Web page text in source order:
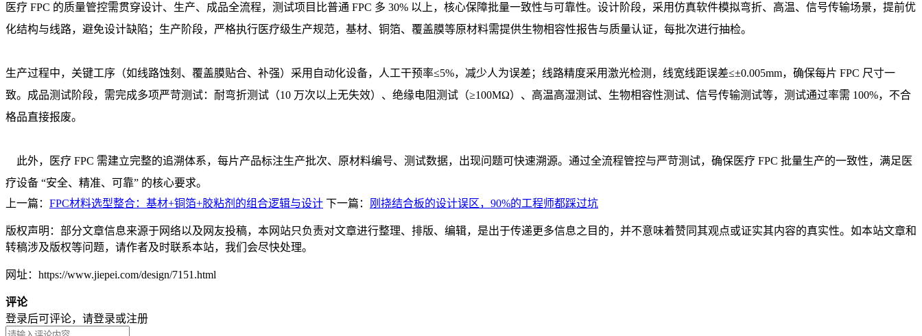
医疗 FPC 的质量管控需贯穿设计、生产、成品全流程，测试项目比普通 FPC 多 30% 以上，核心保障批量一致性与可靠性。设计阶段，采用仿真软件模拟弯折、高温、信号传输场景，提前优
化结构与线路，避免设计缺陷；生产阶段，严格执行医疗级生产规范，基材、铜箔、覆盖膜等原材料需提供生物相容性报告与质量认证，每批次进行抽检。
生产过程中，关键工序（如线路蚀刻、覆盖膜贴合、补强）采用自动化设备，人工干预率≤5%，减少人为误差；线路精度采用激光检测，线宽线距误差≤±0.005mm，确保每片 FPC 尺寸一
致。成品测试阶段，需完成多项严苛测试：耐弯折测试（10 万次以上无失效）、绝缘电阻测试（≥100MΩ）、高温高湿测试、生物相容性测试、信号传输测试等，测试通过率需 100%，不合
格品直接报废。
此外，医疗 FPC 需建立完整的追溯体系，每片产品标注生产批次、原材料编号、测试数据，出现问题可快速溯源。通过全流程管控与严苛测试，确保医疗 FPC 批量生产的一致性，满足医
疗设备 “安全、精准、可靠” 的核心要求。
上一篇： FPC材料选型整合：基材+铜箔+胶粘剂的组合逻辑与设计 下一篇： 刚挠结合板的设计误区，90%的工程师都踩过坑
版权声明：部分文章信息来源于网络以及网友投稿，本网站只负责对文章进行整理、排版、编辑，是出于传递更多信息之目的，并不意味着赞同其观点或证实其内容的真实性。如本站文章和
转稿涉及版权等问题，请作者及时联系本站，我们会尽快处理。
网址：https://www.jiepei.com/design/7151.html
评论
登录后可评论，请登录或注册